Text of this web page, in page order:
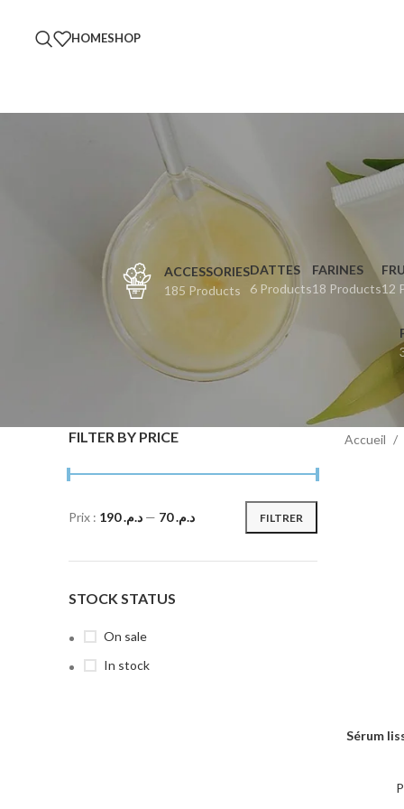
HOMESHOP
ACCESSORIES
185 Products
DATTES
6 Products
FARINES
18 Products12
FILTER BY PRICE
FILTRER
Prix : د.م. 70 — د.م. 190
STOCK STATUS
On sale
In stock
Accueil
AJOUTER
Sérum